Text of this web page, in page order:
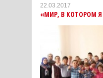
22.03.2017
«МИР, В КОТОРОМ